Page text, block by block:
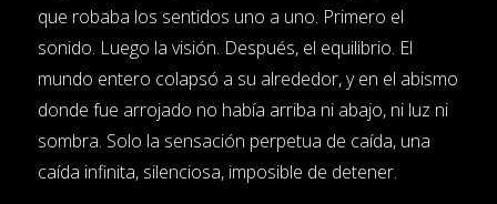
que robaba los sentidos uno a uno. Primero el
sonido. Luego la visión. Después, el equilibrio. El
mundo entero colapsó a su alrededor, y en el abismo
donde fue arrojado no había arriba ni abajo, ni luz ni
sombra. Solo la sensación perpetua de caída, una
caída infinita, silenciosa, imposible de detener.